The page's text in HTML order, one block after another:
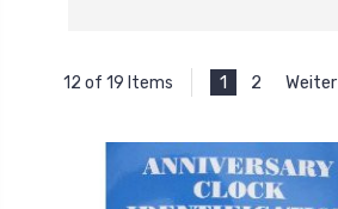
12 of 19 Items 1 2 Weiter